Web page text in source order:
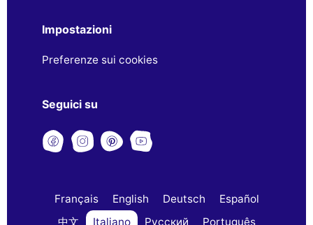
Impostazioni
Preferenze sui cookies
Seguici su
Français English Deutsch
Español
中文
Italiano Русский
Português